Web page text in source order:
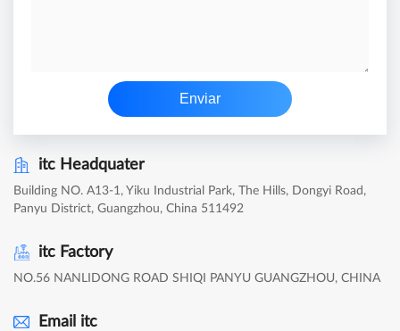
Enviar
itc Headquater
Building NO. A13-1, Yiku Industrial Park, The Hills, Dongyi Road,
Panyu District, Guangzhou, China 511492
itc Factory
NO.56 NANLIDONG ROAD SHIQI PANYU GUANGZHOU, CHINA
Email itc